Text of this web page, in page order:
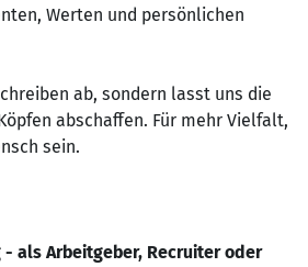
Werten und persönlichen
ab, sondern lasst uns die
abschaffen. Für mehr Vielfalt,
sein.
- als Arbeitgeber, Recruiter oder